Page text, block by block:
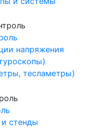
напряжения
тесламетры)
стенды